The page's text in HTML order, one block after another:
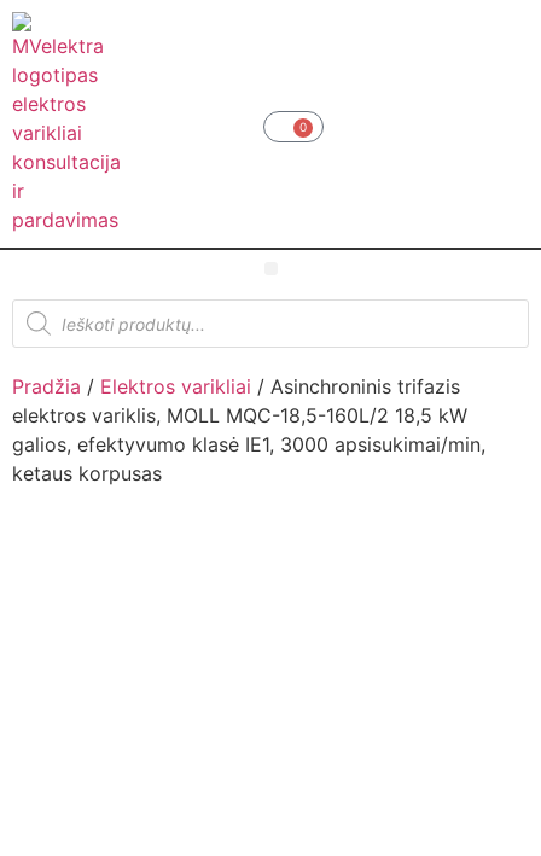
0
Pradžia / Elektros varikliai / Asinchroninis trifazis
elektros variklis, MOLL MQC-18,5-160L/2 18,5 kW
galios, efektyvumo klasė IE1, 3000 apsisukimai/min,
ketaus korpusas